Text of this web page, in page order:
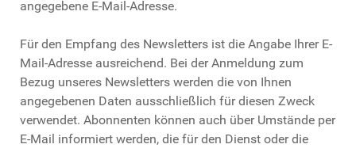
angegebene E-Mail-Adresse.
Für den Empfang des Newsletters ist die Angabe Ihrer E-
Mail-Adresse ausreichend. Bei der Anmeldung zum
Bezug unseres Newsletters werden die von Ihnen
angegebenen Daten ausschließlich für diesen Zweck
verwendet. Abonnenten können auch über Umstände per
E-Mail informiert werden, die für den Dienst oder die